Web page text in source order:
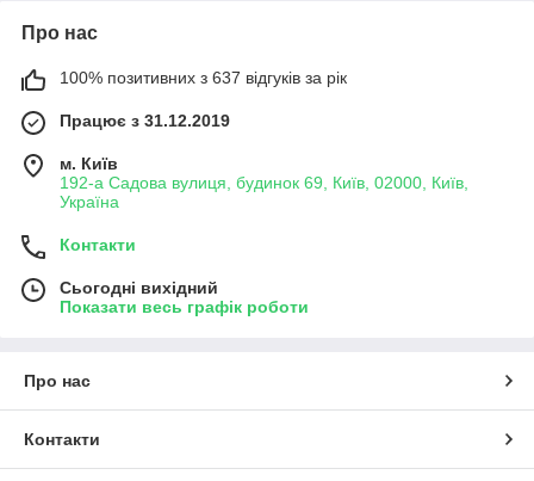
У нас на сайті в наявності скло фари
ФараМазератів зборі дуже дорога! А замінити скло на фарі
або корпус на фарі можна дуже оперативно і легко, ще й
економно!
Галогенні, лазерні, лед, світлодіодні, ксенонові та неонові
фари, ходові вогні на авто (фари денного світла), фари
дальнього світла і ближнього — у нас уже більше 5000
комплектуючих для оптики всіх типів.
Інтернет-магазин скла і фар головного світла
farfarlight.com.ua пропонує:
онлайн-каталог із фото і технічними
Про нас
100% позитивних з 637 відгуків за рік
Працює з 31.12.2019
м. Київ
192-а Садова вулиця, будинок 69, Київ, 02000, Київ,
Україна
Контакти
Сьогодні вихідний
Показати весь графік роботи
Про нас
Контакти